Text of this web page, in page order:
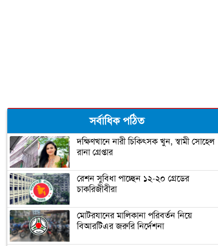
টিএসসির সাবেক পরিচালক আলমগীর
হোসেন আর নেই
আর্ত মানবতার সেবক দানবীর রণদা প্রসাদ
সর্বাধিক পঠিত
দক্ষিণখানে নারী চিকিৎসক খুন, স্বামী সোহেল
রানা গ্রেপ্তার
রেশন সুবিধা পাচ্ছেন ১২-২০ গ্রেডের
চাকরিজীবীরা
মোটরযানের মালিকানা পরিবর্তন নিয়ে
বিআরটিএর জরুরি নির্দেশনা